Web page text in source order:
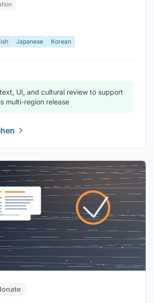
Japanese Korean
UI, and cultural review to support
multi-region release